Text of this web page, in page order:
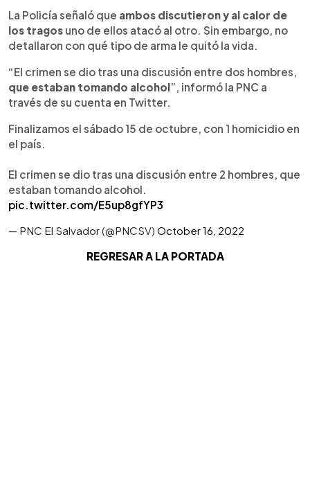
La Policía señaló que ambos discutieron y al calor de
los tragos uno de ellos atacó al otro. Sin embargo, no
detallaron con qué tipo de arma le quitó la vida.
“El crimen se dio tras una discusión entre dos hombres,
que estaban tomando alcohol”, informó la PNC a
través de su cuenta en Twitter.
Finalizamos el sábado 15 de octubre, con 1 homicidio en
el país.
El crimen se dio tras una discusión entre 2 hombres, que
estaban tomando alcohol.
pic.twitter.com/E5up8gfYP3
— PNC El Salvador (@PNCSV) October 16, 2022
REGRESAR A LA PORTADA